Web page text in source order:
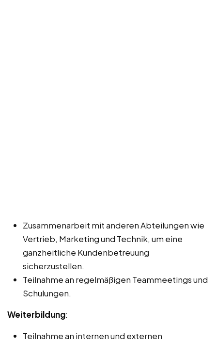
Zusammenarbeit mit anderen Abteilungen wie
Vertrieb, Marketing und Technik, um eine
ganzheitliche Kundenbetreuung
sicherzustellen.
Teilnahme an regelmäßigen Teammeetings und
Schulungen.
Weiterbildung:
Teilnahme an internen und externen